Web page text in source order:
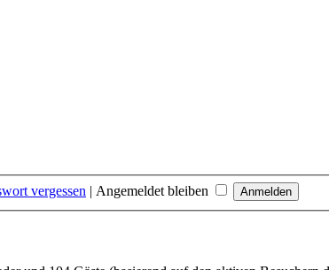
vergessen | Angemeldet bleiben